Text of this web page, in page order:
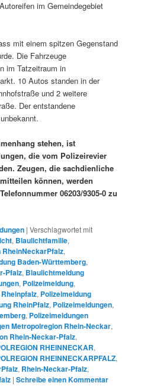
im Gemeindegebiet
mit einem spitzen Gegenstand
Die Fahrzeuge
im Tatzeitraum in
10 Autos standen in der
und 2 weitere
Der entstandene
stehen, ist
die vom Polizeirevier
Zeugen, die sachdienliche
können, werden
06203/9305-0 zu
|Verschlagwortet mit
, Blaulichtfamilie,
,
Baden-Württemberg,
Pfalz, Blaulichtmeldung
, Polizeimeldung,
, Polizeimeldung
RheinPfalz, Polizeimeldungen,
, Polizeimeldungen
Metropolregion Rhein-Neckar,
Rhein-Neckar-Pfalz,
RHEINNECKAR,
RHEINNECKARPFALZ,
, Rhein-Neckar-Pfalz,
|Schreibe einen Kommentar